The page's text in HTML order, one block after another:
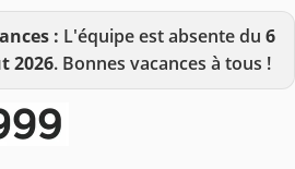
: L'équipe est absente du 6
2026. Bonnes vacances à tous !